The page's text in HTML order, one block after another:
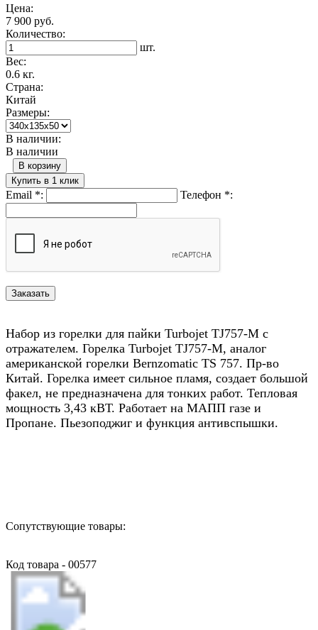
Цена:
7 900 руб.
Количество:
шт.
Вес:
0.6 кг.
Страна:
Китай
Размеры:
В наличии:
В наличии
В корзину
Купить в 1 клик
Email *: Телефон *:
Набор из горелки для пайки Turbojet TJ757-M с
отражателем. Горелка Turbojet TJ757-M, аналог
американской горелки Bernzomatic TS 757. Пр-во
Китай. Горелка имеет сильное пламя, создает большой
факел, не предназначена для тонких работ. Тепловая
мощность 3,43 кВТ. Работает на МАПП газе и
Пропане. Пьезоподжиг и функция антивспышки.
Сопутствующие товары:
Код товара - 00577